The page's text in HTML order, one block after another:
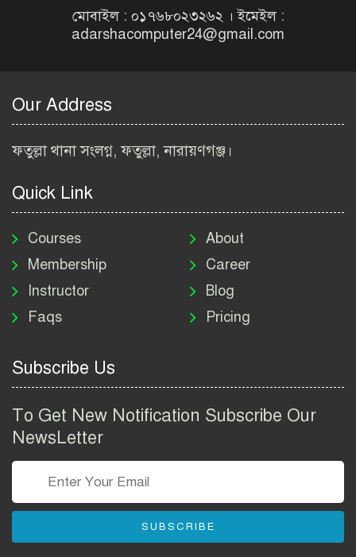
Job Circular 2026
২০২৬ | BIWTA Job Circular
নিয়োগ বিজ্ঞপ্তি ২০২৬ | DNC
Job Circular 2026
পাসপোর্ট করতে কি কি লাগে
২০২৬ | ই-পাসপোর্ট আবেদন ও
Group Job Circular 2026
তথ্য অধিদপ্তর নিয়োগ বিজ্ঞপ্তি
বাংলাদেশ পুলিশ এএসআই
মোবাইল : ০১৭৬৮০২৩২৬২ । ইমেইল :
adarshacomputer24@gmail.com
Our Address
ফতুল্লা থানা সংলগ্ন, ফতুল্লা, নারায়ণগঞ্জ।
Quick Link
Courses
Membership
Instructor
Faqs
About
Career
Blog
Pricing
Subscribe Us
To Get New Notification Subscribe Our
NewsLetter
SUBSCRIBE